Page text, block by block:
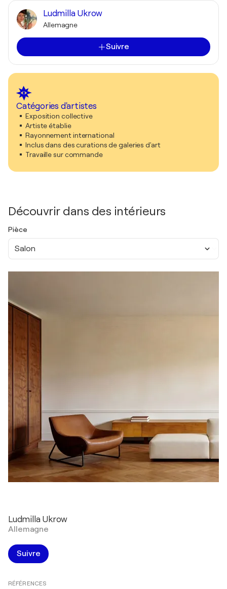
Ludmilla Ukrow
Allemagne
Suivre
Catégories d'artistes
Exposition collective
Artiste établie
Rayonnement international
Inclus dans des curations de galeries d'art
Travaille sur commande
Découvrir dans des intérieurs
Pièce
Salon
Ludmilla Ukrow
Allemagne
Suivre
RÉFÉRENCES